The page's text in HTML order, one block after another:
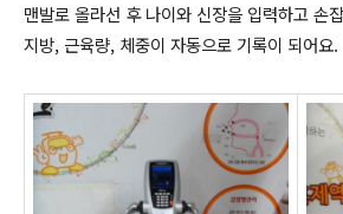
맨발로 올라선 후 나이와 신장을 입력하고 손
지방, 근육량, 체중이 자동으로 기록이 되어요.